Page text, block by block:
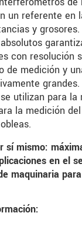
un referente en
y
con resolución
de medición y
utilizan para la
la medición
sí mismo:
en el
maquinaria